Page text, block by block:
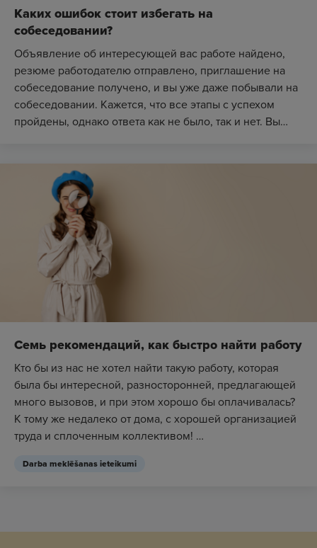
Каких ошибок стоит избегать на
собеседовании?
Объявление об интересующей вас работе найдено,
резюме работодателю отправлено, приглашение на
собеседование получено, и вы уже даже побывали на
собеседовании. Кажется, что все этапы с успехом
пройдены, однако ответа как не было, так и нет. Вы
Семь рекомендаций, как быстро найти работу
Кто бы из нас не хотел найти такую работу, которая
была бы интересной, разносторонней, предлагающей
много вызовов, и при этом хорошо бы оплачивалась?
К тому же недалеко от дома, с хорошей организацией
труда и сплоченным коллективом!
Darba meklēšanas ieteikumi